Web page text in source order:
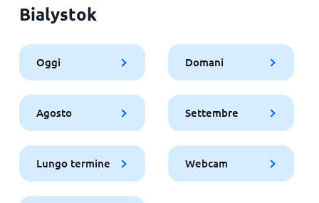
Bialystok
Oggi Domani
Agosto Settembre
Lungo termine Webcam